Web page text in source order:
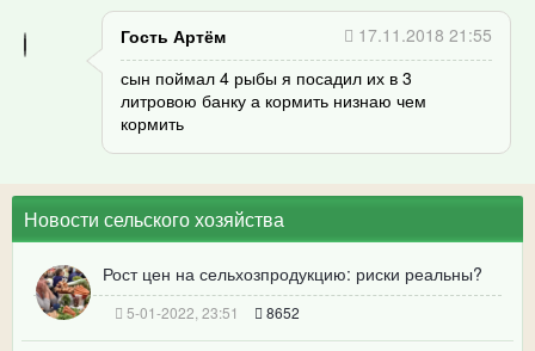
Гость Артём
17.11.2018 21:55
сын поймал 4 рыбы я посадил их в 3
литровою банку а кормить низнаю чем
кормить
Новости сельского хозяйства
Рост цен на сельхозпродукцию: риски реальны?
5-01-2022, 23:51 8652